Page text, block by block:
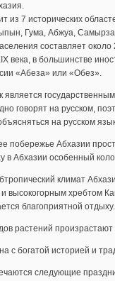
из 7 исторических
Гума, Абжуа,
составляет около
века, в большинстве
«Абеза» или «Обез».
является
говорят на русском,
на русском
побережье Абхазии
в Абхазии особенный
климат
высокогорным хребтом
благоприятной отдыху.
растений
с богатой историей и
следующие